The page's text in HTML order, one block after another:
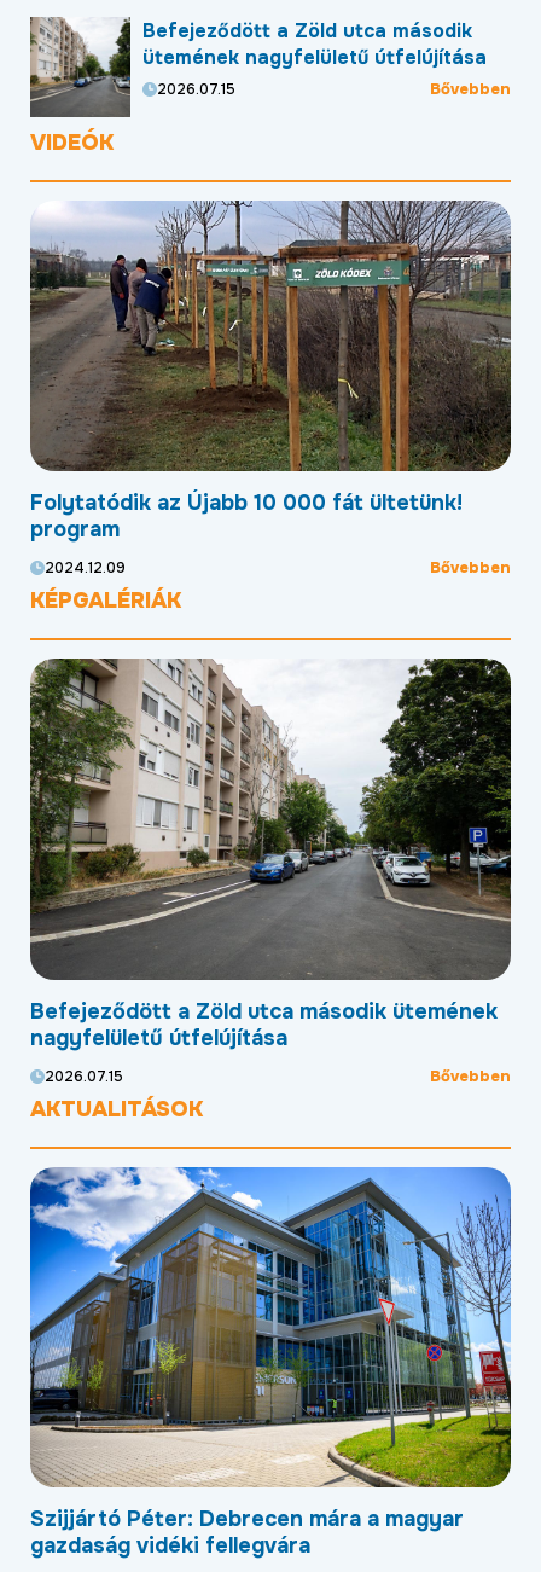
Befejeződött a Zöld utca második
ütemének nagyfelületű útfelújítása
2026.07.15 Bővebben
VIDEÓK
Bővebben
Most már új, aszfaltozott úton lehet
KÉPGALÉRIÁK
második ütemének Megújult a Pallagi úti idősek
szárnya
AKTUALITÁSOK
mára a magyar
Új programmal segíti
helyi kkv-szektor